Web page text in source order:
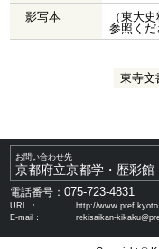
影写本
（東大
参照くだ
東寺文
お問い合わせ先
京都府立京都学・歴彩館
電話番号：075-723-4831
URL ：
http://
E-mail：
rekisaikan-